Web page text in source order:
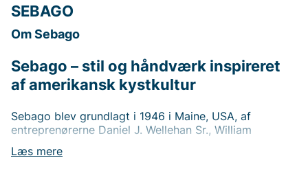
SEBAGO
Læs mere
Om Sebago
Sebago – stil og håndværk inspireret
af amerikansk kystkultur
Sebago blev grundlagt i 1946 i Maine, USA, af
entreprenørerne Daniel J. Wellehan Sr., William
amerikanske kystlandskab og de traditionelle